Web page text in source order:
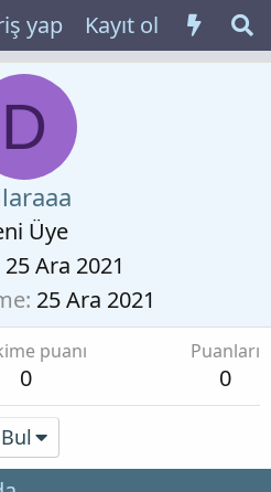
yap Kayıt ol
D
Üye
25 Ara 2021
25 Ara 2021
puanı
0
Puanları
0
Bul